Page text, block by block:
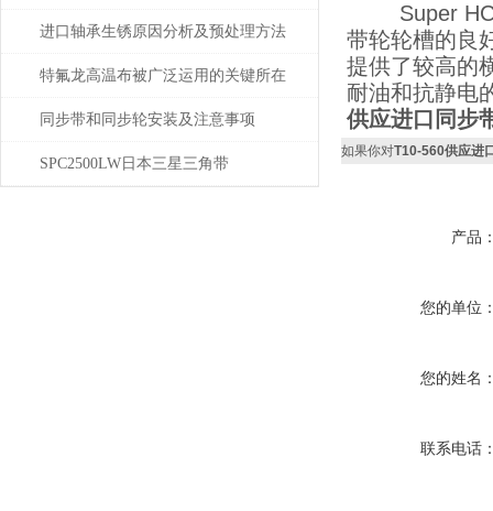
进口轴承生锈原因分析及预处理方法
特氟龙高温布被广泛运用的关键所在
同步带和同步轮安装及注意事项
SPC2500LW日本三星三角带
Super HC
带轮轮槽的良
提供了较高的
耐油和抗静电
供应进口同步
如果你对T10-560供应进
产品
您的单位
您的姓名
联系电话